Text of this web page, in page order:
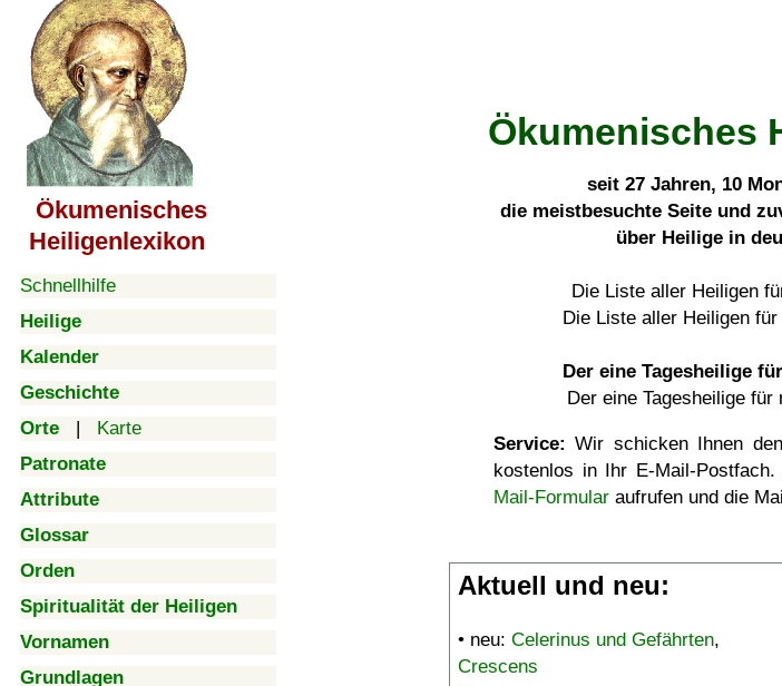
Ökumenisches
Heiligenlexikon
Schnellhilfe
Heilige
Kalender
Geschichte
Orte | Karte
Patronate
Attribute
Glossar
Orden
Spiritualität der Heiligen
Vornamen
Grundlagen
Ökumenisches
seit 27 Jahren, 10
die meistbesuchte Seite und
über Heilige in
Die Liste aller Heiligen
Die Liste aller Heiligen für
Der eine Tagesheilige
Der eine Tagesheilige für
Service: Wir schicken Ihnen
kostenlos in Ihr E-Mail-
Mail-Formular aufrufen und die
Aktuell und neu:
• neu: Celerinus und Gefährten,
Crescens